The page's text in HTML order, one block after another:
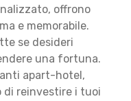
offrono
e memorabile.
se desideri
una fortuna.
apart-hotel,
reinvestire i tuoi